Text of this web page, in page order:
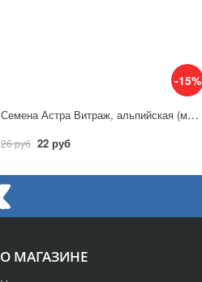
-15%
Семена Астра Витраж, альпийская (многолетняя)/ Гавриш
26 руб 22 руб
О МАГАЗИНЕ